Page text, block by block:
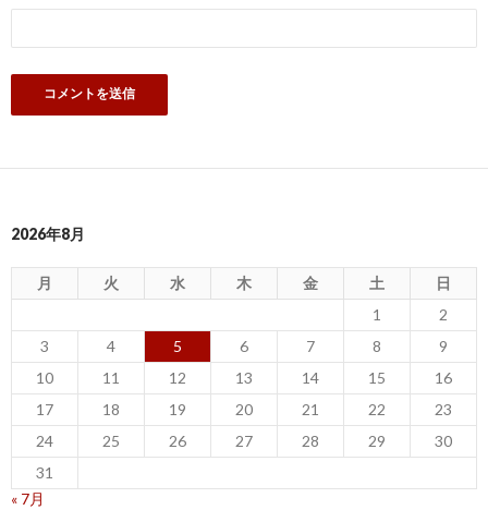
2026年8月
月 火 水 木 金 土
日
1
2
3
4 5 6 7 8
9
10
11 12 13 14 15
16
17
18 19 20 21 22
23
24
25 26 27 28 29
30
31
« 7月